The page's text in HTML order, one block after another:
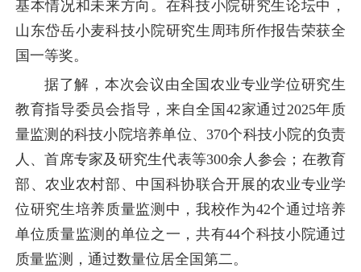
基本情况和未来方向。在科技小院研究生论坛中，
山东岱岳小麦科技小院研究生周玮所作报告荣获全
国一等奖。
据了解， 本次会议由全国农业专业学位研究生
教育指导委员会指导，来自全国42家通过2025年质
量监测的科技小院培养单位、370个科技小院的负责
人、首席专家及研究生代表等300余人参会； 在教育
部、农业农村部、中国科协联合开展的农业专业学
位研究生培养质量监测中，我校作为42个通过培养
单位质量监测的单位之一，共有44个科技小院通过
质量监测，通过数量位居全国第二。